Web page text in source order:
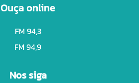
Ouça online
FM 94,3
FM 94,9
Nos siga